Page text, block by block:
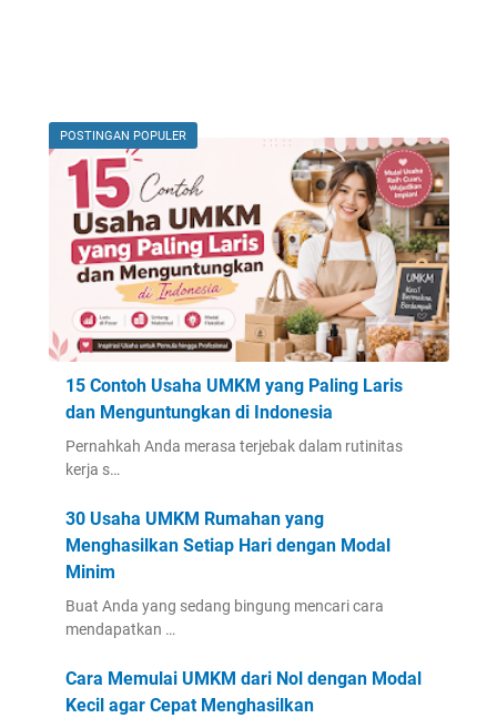
POSTINGAN POPULER
15 Contoh Usaha UMKM yang Paling Laris
dan Menguntungkan di Indonesia
Pernahkah Anda merasa terjebak dalam rutinitas
kerja s…
30 Usaha UMKM Rumahan yang
Menghasilkan Setiap Hari dengan Modal
Minim
Buat Anda yang sedang bingung mencari cara
mendapatkan …
Cara Memulai UMKM dari Nol dengan Modal
Kecil agar Cepat Menghasilkan